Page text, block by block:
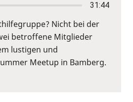
31:44
Nicht bei der
betroffene Mitglieder
lustigen und
Meetup in Bamberg.